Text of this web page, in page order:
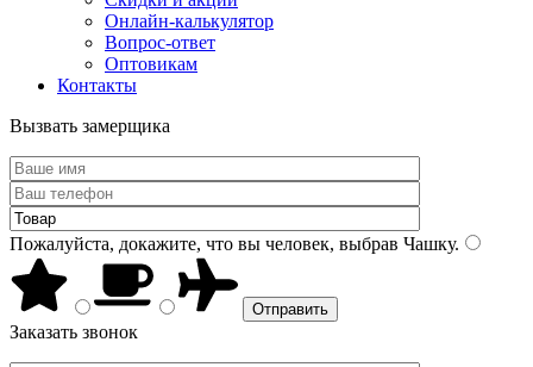
Онлайн-калькулятор
Вопрос-ответ
Оптовикам
Контакты
Вызвать замерщика
Пожалуйста, докажите, что вы человек, выбрав Чашку.
Заказать звонок